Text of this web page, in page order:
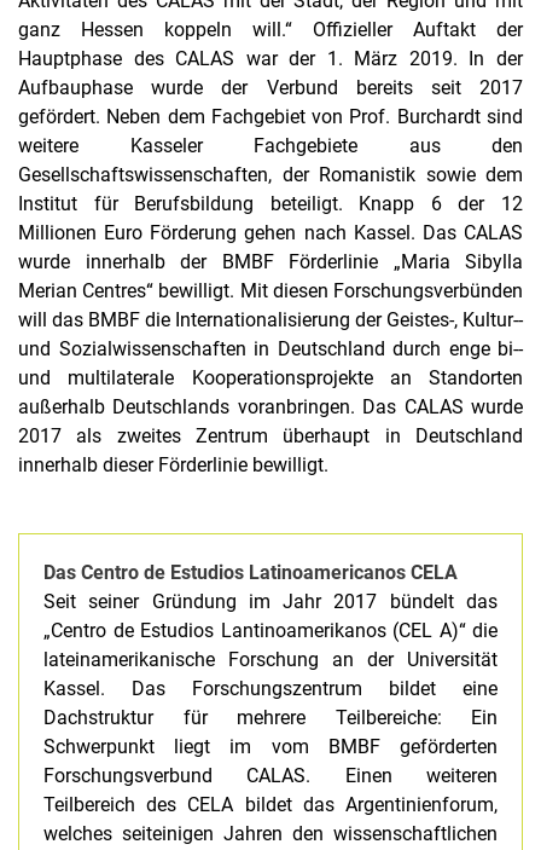
ganz Hessen koppeln will.“ Offizieller Auftakt der
Hauptphase des CALAS war der 1. März 2019. In der
Aufbauphase wurde der Verbund bereits seit 2017
gefördert. Neben dem Fachgebiet von Prof. Burchardt sind
weitere Kasseler Fachgebiete aus den
Gesellschaftswissenschaften, der Romanistik sowie dem
Institut für Berufsbildung beteiligt. Knapp 6 der 12
Millionen Euro Förderung gehen nach Kassel. Das CALAS
wurde innerhalb der BMBF ­Förderlinie „Maria Sibylla
Merian Centres“ bewilligt. Mit diesen Forschungsverbünden
will das BMBF die Internationalisierung der Geistes­-, Kultur-­
und Sozialwissenschaften in Deutschland durch enge bi-­
und multilaterale Kooperationsprojekte an Standorten
außerhalb Deutschlands voranbringen. Das CALAS wurde
2017 als zweites Zentrum überhaupt in Deutschland
innerhalb dieser Förderlinie bewilligt.
Das Centro de Estudios Latinoamericanos CELA
Seit seiner Gründung im Jahr 2017 bündelt das
„Centro de Estudios Lantinoamerikanos (CEL A)“ die
lateinamerikanische Forschung an der Universität
Kassel. Das Forschungszentrum bildet eine
Dachstruktur für mehrere Teilbereiche: Ein
Schwerpunkt liegt im vom BMBF geförderten
Forschungsverbund CALAS. Einen weiteren
Teilbereich des CELA bildet das Argentinienforum,
welches seiteinigen Jahren den wissenschaftlichen